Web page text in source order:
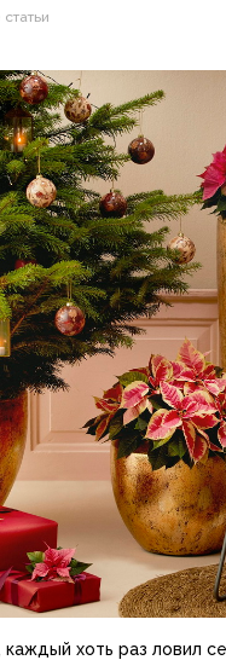
каждый хоть раз ловил